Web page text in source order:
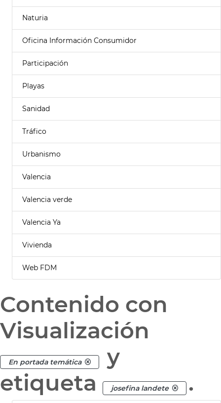
Naturia
Oficina Información Consumidor
Participación
Playas
Sanidad
Tráfico
Urbanismo
Valencia
Valencia verde
Valencia Ya
Vivienda
Web FDM
Contenido con
Visualización
En portada temática
y
etiqueta
josefina landete .